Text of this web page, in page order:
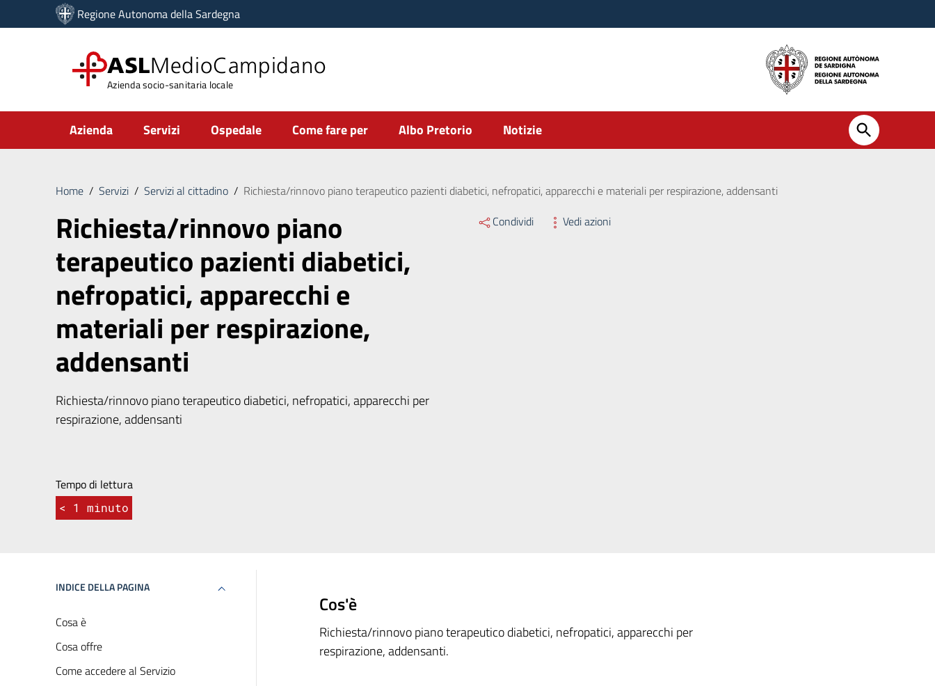
Vai ai contenuti
Vai al menu di navigazione
Regione Autonoma della Sardegna
ASLMedioCampidano
Azienda socio-sanitaria locale
Submenu
Azienda Servizi Ospedale Come fare per Albo Pretorio Notizie
Home / Servizi / Servizi al cittadino / Richiesta/rinnovo piano terapeutico pazienti diabetici, nefropatici, apparecchi e materiali per respirazione, addensanti
Richiesta/rinnovo piano
terapeutico pazienti diabetici,
nefropatici, apparecchi e
materiali per respirazione,
addensanti
Richiesta/rinnovo piano terapeutico diabetici, nefropatici, apparecchi per
respirazione, addensanti
Condividi Vedi azioni
Tempo di lettura
< 1 minuto
INDICE DELLA PAGINA
Cosa è
Cosa offre
Come accedere al Servizio
Cos'è
Richiesta/rinnovo piano terapeutico diabetici, nefropatici, apparecchi per
respirazione, addensanti.